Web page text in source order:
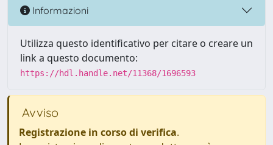
Informazioni
Utilizza questo identificativo per citare o creare un
link a questo documento:
https://hdl.handle.net/11368/1696593
Avviso
Registrazione in corso di verifica.